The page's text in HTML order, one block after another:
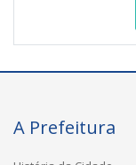
A Prefeitura